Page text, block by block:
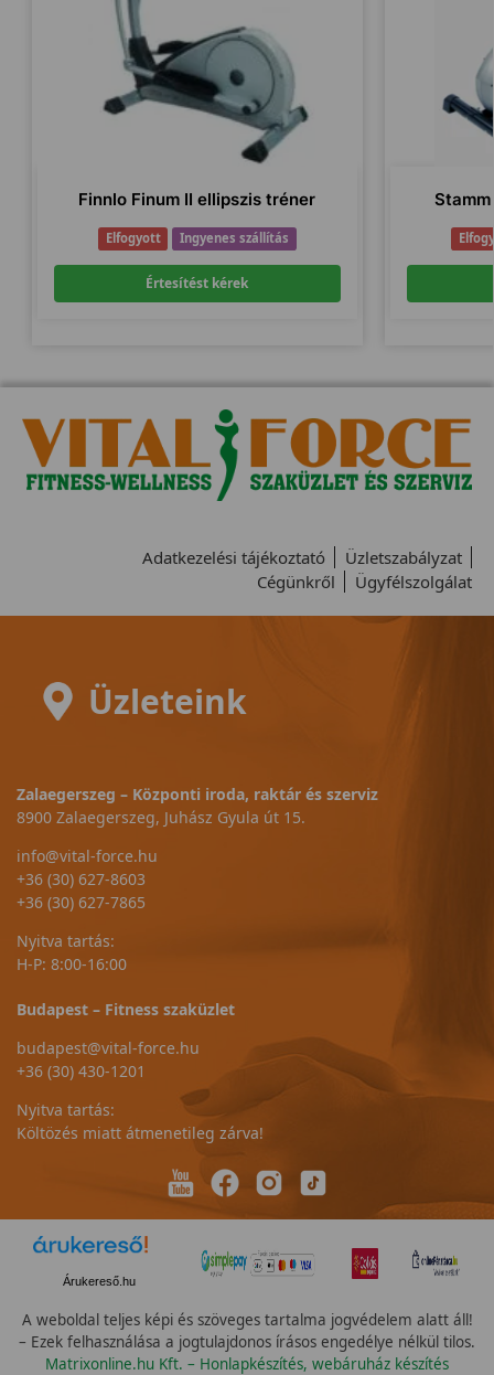
Finnlo Finum II ellipszis tréner
Elfogyott Ingyenes szállítás
Értesítést kérek
Adatkezelési tájékoztató
Üzletszabályzat
Cégünkről
Ügyfélszolgálat
Üzleteink
Zalaegerszeg – Központi iroda, raktár és szerviz
8900 Zalaegerszeg, Juhász Gyula út 15.
info@vital-force.hu
+36 (30) 627-8603
+36 (30) 627-7865
Nyitva tartás:
H-P: 8:00-16:00
Budapest – Fitness szaküzlet
budapest@vital-force.hu
+36 (30) 430-1201
Nyitva tartás:
Költözés miatt átmenetileg zárva!
Árukereső.hu
A weboldal teljes képi és szöveges tartalma jogvédelem alatt áll!
– Ezek felhasználása a jogtulajdonos írásos engedélye nélkül tilos.
Matrixonline.hu Kft. – Honlapkészítés, webáruház készítés